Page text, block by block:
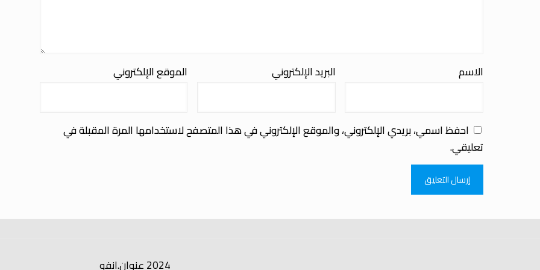
الاسم البريد الإلكتروني الموقع الإلكتروني
احفظ اسمي، بريدي الإلكتروني، والموقع الإلكتروني في هذا المتصفح لاستخدامها المرة المقبلة في
تعليقي.
2024 عنوان.انفو